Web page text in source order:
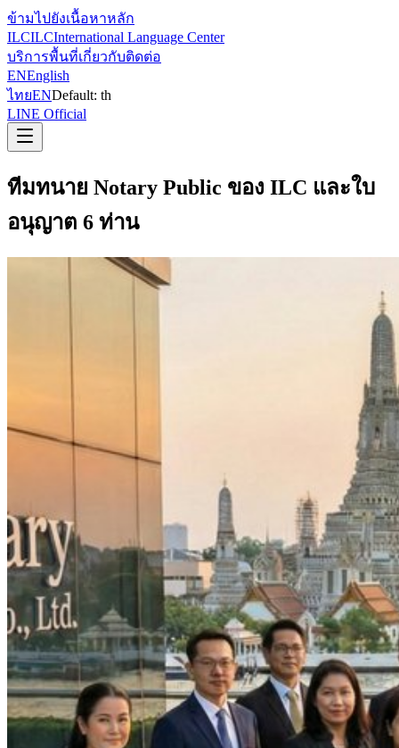
ข้ามไปยังเนื้อหาหลัก
ILCILCInternational Language Center
บริการพื้นที่เกี่ยวกับติดต่อ
ENEnglish
ไทยENDefault: th
LINE Official
ทีมทนาย Notary Public ของ ILC และใบ
อนุญาต 6 ท่าน